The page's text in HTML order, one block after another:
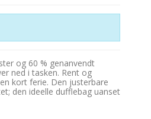
og 60 % genanvendt
ned i tasken. Rent og
kort ferie. Den justerbare
den ideelle dufflebag uanset